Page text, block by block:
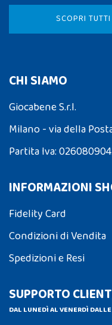
SCOPRI
CHI SIAMO
Giocabene S.r.l.
Milano - via della
Partita Iva:
INFORMAZIONI
Fidelity Card
Condizioni di Vendita
Spedizioni e Resi
SUPPORTO
DAL LUNEDÌ AL VENERDÌ